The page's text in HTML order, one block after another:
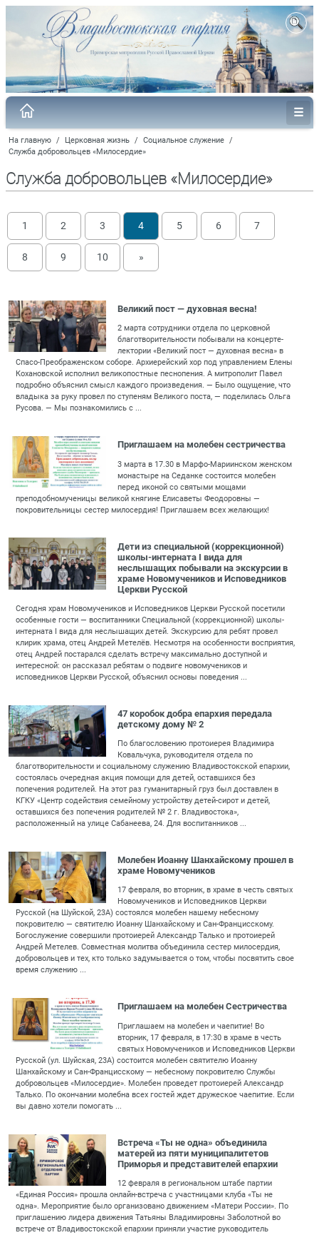
На главную / Церковная жизнь / Социальное служение /
Служба добровольцев «Милосердие»
Служба добровольцев «Милосердие»
1 2 3 4 5 6 7
8 9 10 »
Великий пост — духовная весна!
2 марта сотрудники отдела по церковной
благотворительности побывали на концерте-
лектории «Великий пост — духовная весна» в
Спасо-Преображенском соборе. Архиерейский хор под управлением Елены
Кохановской исполнил великопостные песнопения. А митрополит Павел
подробно объяснил смысл каждого произведения. — Было ощущение, что
владыка за руку провел по ступеням Великого поста, — поделилась Ольга
Русова. — Мы познакомились с ...
Приглашаем на молебен сестричества
3 марта в 17.30 в Марфо-Мариинском женском
монастыре на Седанке состоится молебен
перед иконой со святыми мощами
преподобномученицы великой княгине Елисаветы Феодоровны —
покровительницы сестер милосердия! Приглашаем всех желающих!
Дети из специальной (коррекционной)
школы-интерната I вида для
неслышащих побывали на экскурсии в
храме Новомучеников и Исповедников
Церкви Русской
Сегодня храм Новомучеников и Исповедников Церкви Русской посетили
особенные гости — воспитанники Специальной (коррекционной) школы-
интерната I вида для неслышащих детей. Экскурсию для ребят провел
клирик храма, отец Андрей Метелёв. Несмотря на особенности восприятия,
отец Андрей постарался сделать встречу максимально доступной и
интересной: он рассказал ребятам о подвиге новомучеников и
исповедников Церкви Русской, объяснил основы поведения ...
47 коробок добра епархия передала
детскому дому № 2
По благословению протоиерея Владимира
Ковальчука, руководителя отдела по
благотворительности и социальному служению Владивостокской епархии,
состоялась очередная акция помощи для детей, оставшихся без
попечения родителей. На этот раз гуманитарный груз был доставлен в
КГКУ «Центр содействия семейному устройству детей-сирот и детей,
оставшихся без попечения родителей № 2 г. Владивостока»,
расположенный на улице Сабанеева, 24. Для воспитанников ...
Молебен Иоанну Шанхайскому прошел в
храме Новомучеников
17 февраля, во вторник, в храме в честь святых
Новомучеников и Исповедников Церкви
Русской (на Шуйской, 23А) состоялся молебен нашему небесному
покровителю — святителю Иоанну Шанхайскому и Сан-Францисскому.
Богослужение совершили протоиерей Александр Талько и протоиерей
Андрей Метелев. Совместная молитва объединила сестер милосердия,
добровольцев и тех, кто только задумывается о том, чтобы посвятить свое
время служению ...
Приглашаем на молебен Сестричества
Приглашаем на молебен и чаепитие! Во
вторник, 17 февраля, в 17:30 в храме в честь
святых Новомучеников и Исповедников Церкви
Русской (ул. Шуйская, 23А) состоится молебен святителю Иоанну
Шанхайскому и Сан-Францисскому — небесному покровителю Службы
добровольцев «Милосердие». Молебен проведет протоиерей Александр
Талько. По окончании молебна всех гостей ждет дружеское чаепитие. Если
вы давно хотели помогать ...
Встреча «Ты не одна» объединила
матерей из пяти муниципалитетов
Приморья и представителей епархии
12 февраля в региональном штабе партии
«Единая Россия» прошла онлайн-встреча с участницами клуба «Ты не
одна». Мероприятие было организовано движением «Матери России». По
приглашению лидера движения Татьяны Владимировны Заболотной во
встрече от Владивостокской епархии приняли участие руководитель